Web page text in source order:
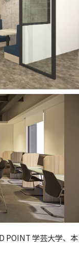
POINT 学芸大学、本